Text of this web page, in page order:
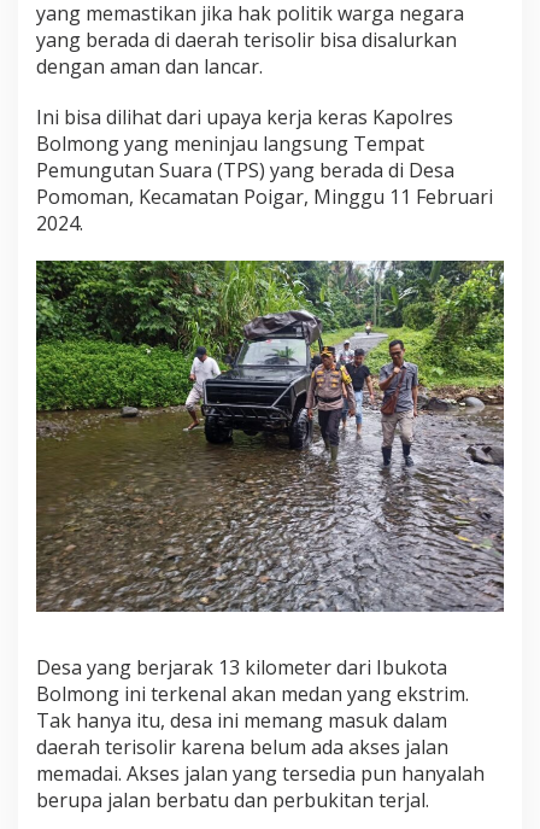
K
a
p
r
e
s
B
o
o
n
g
T
i
n
j
a
u
T
P
S
d
i
D
e
s
P
o
m
o
m
a
yang memastikan jika hak politik warga negara
yang berada di daerah terisolir bisa disalurkan
dengan aman dan lancar.
Ini bisa dilihat dari upaya kerja keras Kapolres
Bolmong yang meninjau langsung Tempat
Pemungutan Suara (TPS) yang berada di Desa
Pomoman, Kecamatan Poigar, Minggu 11 Februari
2024.
Desa yang berjarak 13 kilometer dari Ibukota
Bolmong ini terkenal akan medan yang ekstrim.
Tak hanya itu, desa ini memang masuk dalam
daerah terisolir karena belum ada akses jalan
memadai. Akses jalan yang tersedia pun hanyalah
berupa jalan berbatu dan perbukitan terjal.